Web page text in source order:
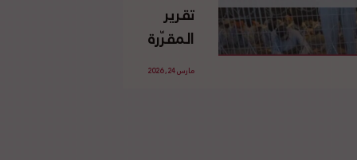
تقرير
المقرّرة
الخاصة
مارس 24, 2026